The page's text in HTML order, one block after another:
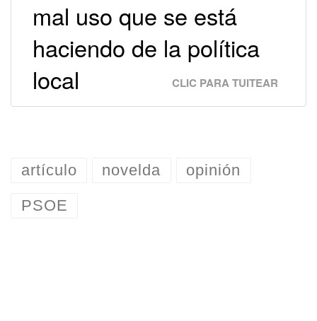
mal uso que se está
haciendo de la política
local
CLIC PARA TUITEAR
artículo novelda opinión
PSOE